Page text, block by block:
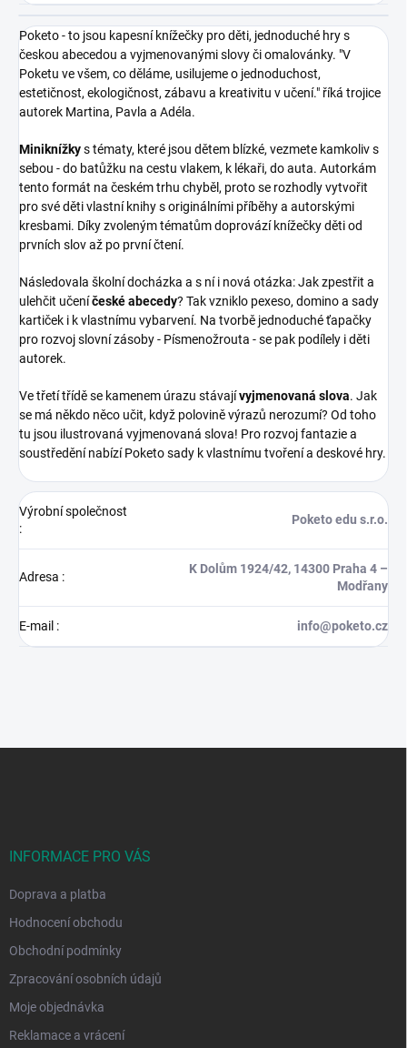
Poketo - to jsou kapesní knížečky pro děti, jednoduché hry s
českou abecedou a vyjmenovanými slovy či omalovánky. "V
Poketu ve všem, co děláme, usilujeme o jednoduchost,
estetičnost, ekologičnost, zábavu a kreativitu v učení." říká trojice
autorek Martina, Pavla a Adéla.
Miniknížkys tématy, které jsou dětem blízké, vezmete kamkoliv s
sebou - do batůžku na cestu vlakem, k lékaři, do auta. Autorkám
tento formát na českém trhu chyběl, proto se rozhodly vytvořit
pro své děti vlastní knihy s originálními příběhy a autorskými
kresbami. Díky zvoleným tématům doprovází knížečkyděti od
prvních slov až po první čtení.
Následovala školní docházka a s ní i nová otázka: Jakzpestřit a
ulehčit učeníčeské abecedy? Tak vzniklo pexeso, domino a sady
kartiček i k vlastnímu vybarvení. Na tvorbě jednoduché ťapačky
pro rozvoj slovní zásoby - Písmenožrouta - se pak podílely i děti
autorek.
Ve třetí třídě se kamenem úrazu stávajívyjmenovaná slova. Jak
se má někdo něco učit, když polovině výrazů nerozumí? Od toho
tu jsou ilustrovaná vyjmenovaná slova! Pro rozvoj fantazie a
soustředění nabízí Poketo sady k vlastnímu tvoření a deskové hry.
Výrobní společnost
:
Poketo edu s.r.o.
Adresa :
K Dolům 1924/42, 14300 Praha 4 –
Modřany
E-mail : info@poketo.cz
INFORMACE PRO VÁS
Doprava a platba
Hodnocení obchodu
Obchodní podmínky
Zpracování osobních údajů
Moje objednávka
Reklamace a vrácení